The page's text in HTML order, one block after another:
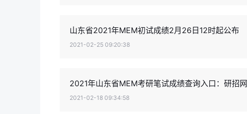
山东省2021年MEM初试成绩2月26日12时起公布
2021-02-25 09:20:38
2021年山东省MEM考研笔试成绩查询入口：研招网
2021-02-18 09:34:58